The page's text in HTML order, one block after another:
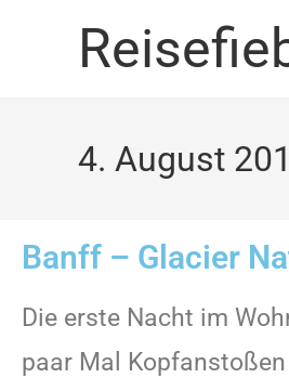
4. August
Banff – Glacier
Die erste Nacht im
paar Mal